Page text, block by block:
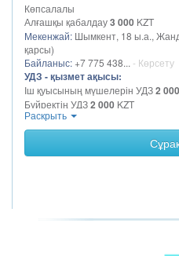
Көпсалалы
Алғашқы қабалдау3 000 KZT
Мекенжай: Шымкент, 18 ы.а.,
қарсы)
Байланыс: +7 775 438... - Көрсету
УДЗ - қызмет ақысы:
Іш қуысының мүшелерін УДЗ2 000
Бүйректің УДЗ2 000 KZT
Жамбас ағзаларының УДЗ
УДЗ жүктілікке арналған скрининг
KZT
Қуықасты безінің УДЗ2 000KZT
Раскрыть